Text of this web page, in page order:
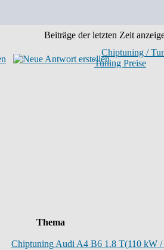
Beiträge der letzten Zeit
Chiptuning /
Tuning Preise
Thema
Chiptuning Audi A4 B6 1.8 T(110 kW /